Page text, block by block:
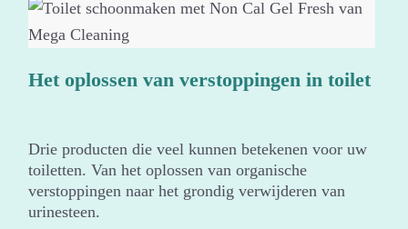
Het oplossen van verstoppingen in toilet
Drie producten die veel kunnen betekenen voor uw
toiletten. Van het oplossen van organische
verstoppingen naar het grondig verwijderen van
urinesteen.